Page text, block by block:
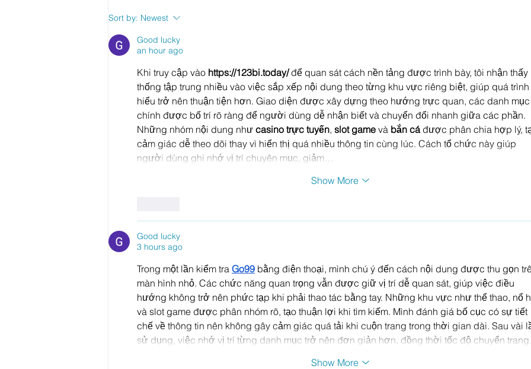
What does success mean
to you? (Laura's Story)
Sort by: Newest
Good lucky
an hour ago
Khi truy cập vào https://123bi.today/ để quan sát cách nền tảng được trình bày, tôi nhận thấy
thống tập trung nhiều vào việc sắp xếp nội dung theo từng khu vực riêng biệt, giúp quá trình
hiểu trở nên thuận tiện hơn. Giao diện được xây dựng theo hướng trực quan, các danh mục
chính được bố trí rõ ràng để người dùng dễ nhận biết và chuyển đổi nhanh giữa các phần.
Những nhóm nội dung như casino trực tuyến, slot game và bắn cá được phân chia hợp lý,
cảm giác dễ theo dõi thay vì hiển thị quá nhiều thông tin cùng lúc. Cách tổ chức này giúp
người dùng ghi nhớ vị trí chuyên mục, giảm…
Show More
Good lucky
3 hours ago
Trong một lần kiểm tra Go99 bằng điện thoại, mình chú ý đến cách nội dung được thu gọn
màn hình nhỏ. Các chức năng quan trọng vẫn được giữ vị trí dễ quan sát, giúp việc điều
hướng không trở nên phức tạp khi phải thao tác bằng tay. Những khu vực như thể thao, nổ
và slot game được phân nhóm rõ, tạo thuận lợi khi tìm kiếm. Mình đánh giá bố cục có sự tiết
chế về thông tin nên không gây cảm giác quá tải khi cuộn trang trong thời gian dài. Sau vài
sử dụng, việc nhớ vị trí từng danh mục trở nên đơn giản hơn, đồng thời tốc độ chuyển
Show More